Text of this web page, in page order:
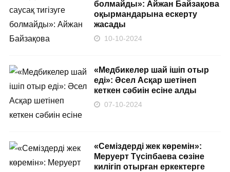
болмайды»: Айжан Байзақова
оқырмандарына ескерту
жасады
10-10-2024
«Медбикелер шай ішіп отыр
еді»: Әсел Асқар шетінеп
кеткен сәбиін есіне алды
07-10-2024
«Семіздерді жек көремін»:
Меруерт Түсіпбаева сөзіне
килігіп отырған еркектерге